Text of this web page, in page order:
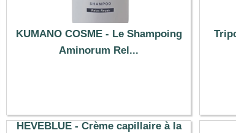
KUMANO COSME - Le Shampoing
Aminorum Rel...
HEVEBLUE - Crème capillaire à la